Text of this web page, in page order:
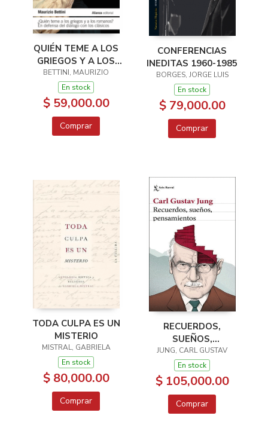
QUIÉN TEME A LOS
GRIEGOS Y A LOS
ROMANOS?
BETTINI, MAURIZIO
En stock
$ 59,000.00
Comprar
CONFERENCIAS
INEDITAS 1960-1985
BORGES, JORGE LUIS
En stock
$ 79,000.00
Comprar
TODA CULPA ES UN
MISTERIO
MISTRAL, GABRIELA
En stock
$ 80,000.00
Comprar
RECUERDOS,
SUEÑOS,
PENSAMIENTOS
JUNG, CARL GUSTAV
En stock
$ 105,000.00
Comprar